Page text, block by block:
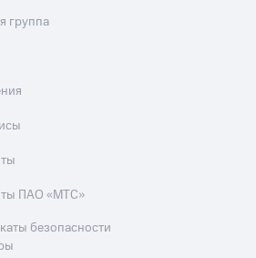
группа
ПАО «МТС»
безопасности